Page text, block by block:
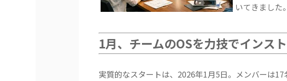
いてきました。
1月、チームのOSを力技でインス
実質的なスタートは、2026年1月5日。メンバーは17